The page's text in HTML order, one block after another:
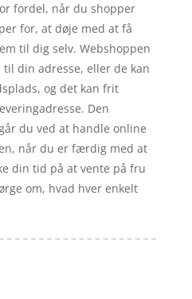
fordel, når du shopper
for, at døje med at få
til dig selv. Webshoppen
din adresse, eller de kan
og det kan frit
Den
du ved at handle online
når du er færdig med at
din tid på at vente på fru
om, hvad hver enkelt